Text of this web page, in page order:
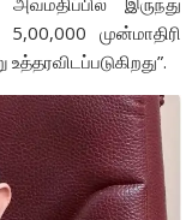
முன்மாதிரி